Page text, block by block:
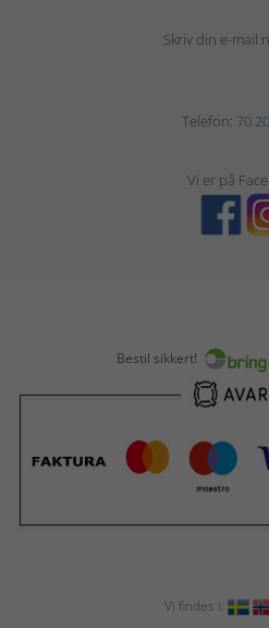
Skriv din e-mail
Telefon: 70
Vi er på
Bestil sikkert!
Vi findes i: